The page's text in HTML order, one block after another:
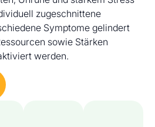
zugeschnittene
Symptome gelindert
sowie Stärken
werden.